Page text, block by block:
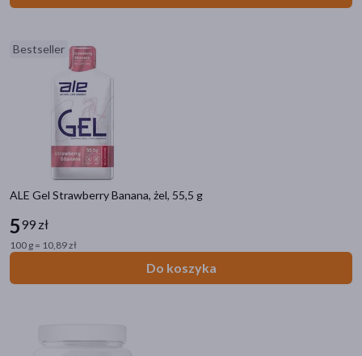
Bestseller
ALE Gel Strawberry Banana, żel, 55,5 g
599 zł
100 g = 10,89 zł
Do koszyka